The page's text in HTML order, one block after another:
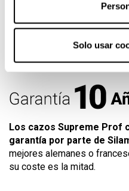
Solo usar
y lo encontramos aquí. La
fabrica y vende para otras
cambios en el mango y
a 3 veces el de Silampos.
para ti, a un clic de tu cocina.
Los cazos Supreme Prof
garantía por parte de
mejores alemanes o
su coste es la mitad.